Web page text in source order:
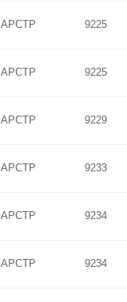
APCTP 9225
APCTP 9225
APCTP 9229
APCTP 9233
APCTP 9234
APCTP 9234